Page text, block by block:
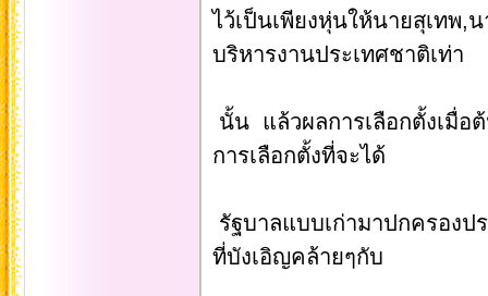
ไว้เป็นเพียงหุ่นให้นายสุเทพ,
บริหารงานประเทศชาติเท่า
นั้น แล้วผลการเลือกตั้งเมื่อ
การเลือกตั้งที่จะได้
รัฐบาลแบบเก่ามาปกครอง
ที่บังเอิญคล้ายๆกับ